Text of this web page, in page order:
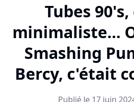
Tubes
minimaliste...
Smashing
Bercy, c'était
Publié le 17 juin